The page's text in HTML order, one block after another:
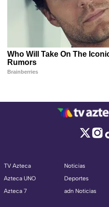
TV Azteca
Azteca UNO
Azteca 7
Noticias
Deportes
adn Noticias